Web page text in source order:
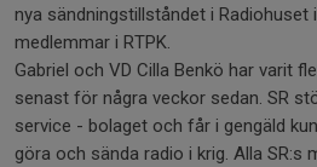
nya sändningstillståndet i
medlemmar i RTPK.
Gabriel och VD Cilla Benkö har varit
senast för några veckor sedan. SR
service - bolaget och får i gengäld
göra och sända radio i krig. Alla SR:s